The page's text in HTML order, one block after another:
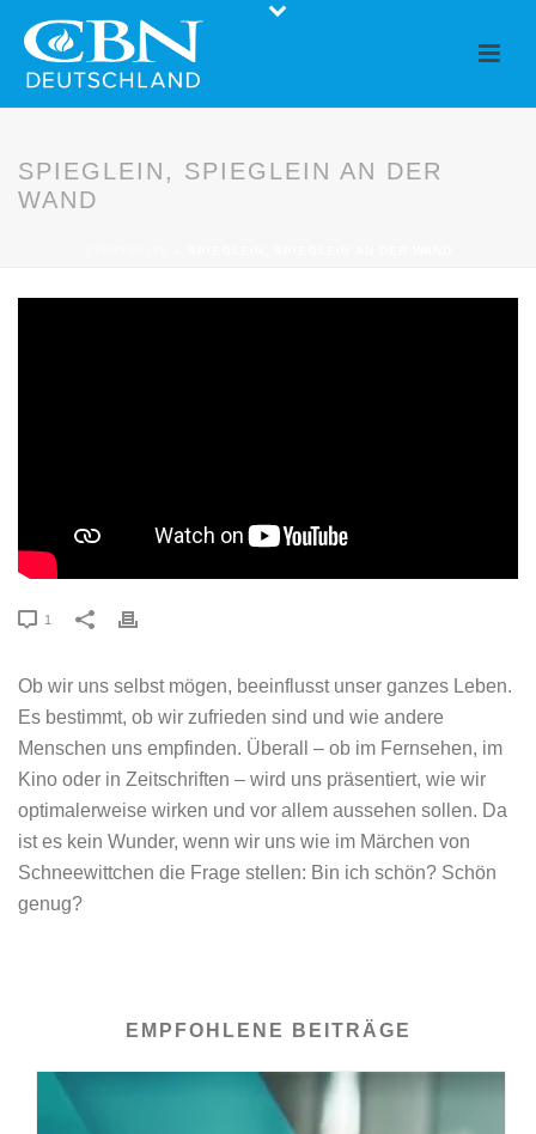
SPIEGLEIN, SPIEGLEIN AN DER
WAND
1
Ob wir uns selbst mögen, beeinflusst unser ganzes Leben.
Es bestimmt, ob wir zufrieden sind und wie andere
Menschen uns empfinden. Überall – ob im Fernsehen, im
Kino oder in Zeitschriften – wird uns präsentiert, wie wir
optimalerweise wirken und vor allem aussehen sollen. Da
ist es kein Wunder, wenn wir uns wie im Märchen von
Schneewittchen die Frage stellen: Bin ich schön? Schön
genug?
EMPFOHLENE BEITRÄGE